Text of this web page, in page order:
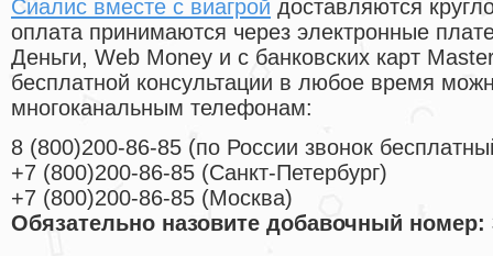
Сиалис вместе с виагрой доставляются
оплата принимаются через электронные
Деньги, Web Money и с банковских карт
бесплатной консультации в любое время
многоканальным телефонам:
8 (800)200-86-85 (по России звонок
+7 (800)200-86-85 (Санкт-Петербург)
+7 (800)200-86-85 (Москва)
Обязательно назовите добавочный номер: